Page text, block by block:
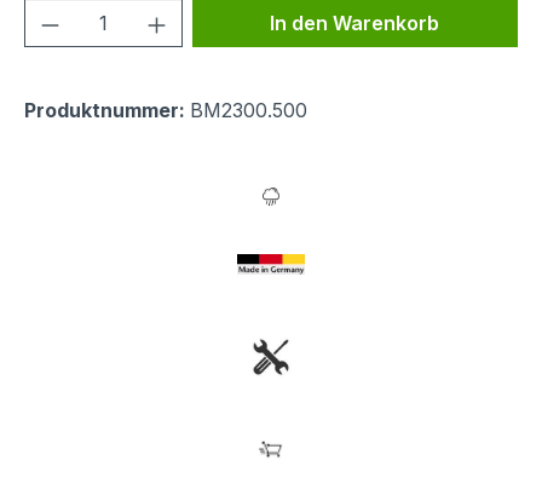
Produkt Anzahl: Gib denIn den Warenkorb
Produktnummer: BM2300.500